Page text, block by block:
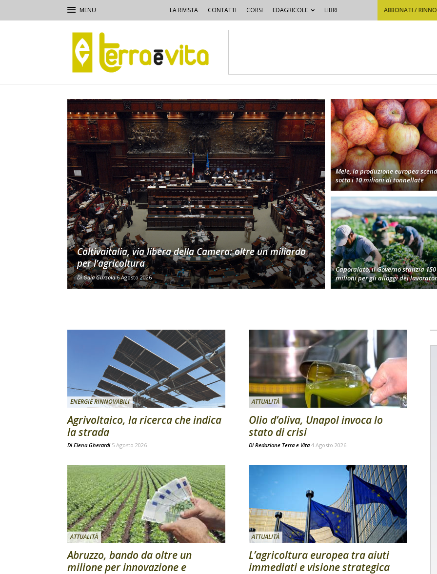
LA RIVISTA CONTATTI CORSI EDAGRICOLE LIBRI ABBONATI /
e
Vita
Coltivaitalia, via libera della Camera: oltre un miliardo
per l’agricoltura
DiGaia Gursola 6 Agosto 2026
Mele, la produzione europea
sotto i 10 milioni di tonnellate
Caporalato, il Governo stanzia 150
milioni per gli alloggi dei
ENERGIE RINNOVABILI
Agrivoltaico, la ricerca che indica
la strada
Di Elena Gherardi 5 Agosto 2026
ATTUALITÀ
Olio d’oliva, Unapol invoca lo
stato di crisi
Di Redazione Terra e Vita 4 Agosto 2026
ATTUALITÀ
Abruzzo, bando da oltre un
milione per innovazione e
ATTUALITÀ
L’agricoltura europea tra aiuti
immediati e visione strategica